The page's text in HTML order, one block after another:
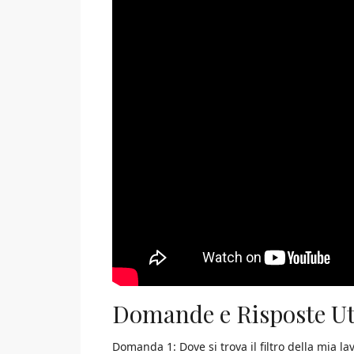
Domande e Risposte
Domanda 1: Dove si trova il filtro della mia